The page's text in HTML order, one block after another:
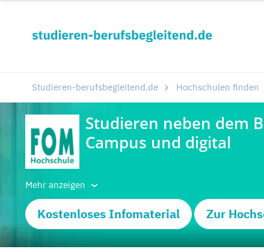
Studieren-berufsbegleitend.de Hochschulen finden
Mehr anzeigen
Kostenloses Infomaterial Zur